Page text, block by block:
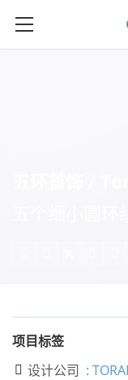
五环首饰 /
五个细小圆
项目标签
 设计公司 :